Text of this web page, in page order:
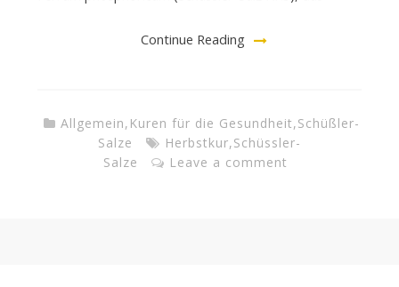
Continue Reading
Allgemein, Kuren für die Gesundheit,Schüßler-
Salze
Herbstkur,Schüssler-
Salze
Leave a comment